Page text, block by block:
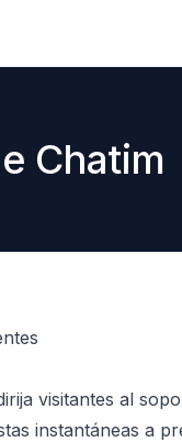
Chatim
visitantes al
instantáneas a